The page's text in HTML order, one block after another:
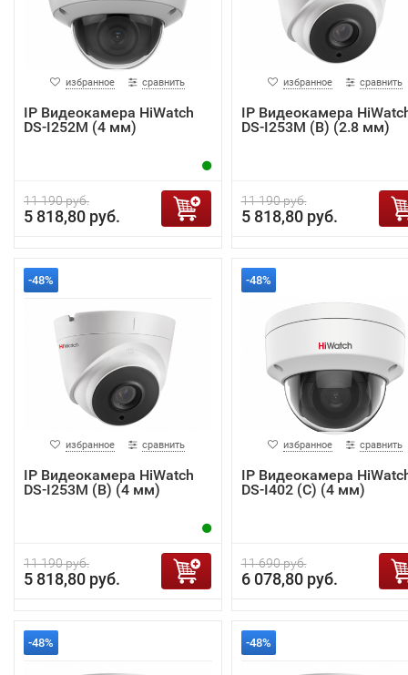
избранное сравнить
IP Видеокамера HiWatch
DS-I252M (4 мм)
11 190 руб.
5 818,80 руб.
избранное сравнить
IP Видеокамера
DS-I253M (B) (2.8 мм)
11 190 руб.
5 818,80 руб.
-48%
избранное сравнить
IP Видеокамера HiWatch
DS-I253M (B) (4 мм)
11 190 руб.
5 818,80 руб.
-48%
избранное сравнить
IP Видеокамера
DS-I402 (C) (4 мм)
11 690 руб.
6 078,80 руб.
-48% -48%